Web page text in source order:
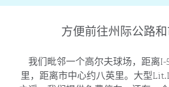
方便前往州际公路
我们毗邻一个高尔夫球场，距离I-
里，距离市中心约八英里。大型